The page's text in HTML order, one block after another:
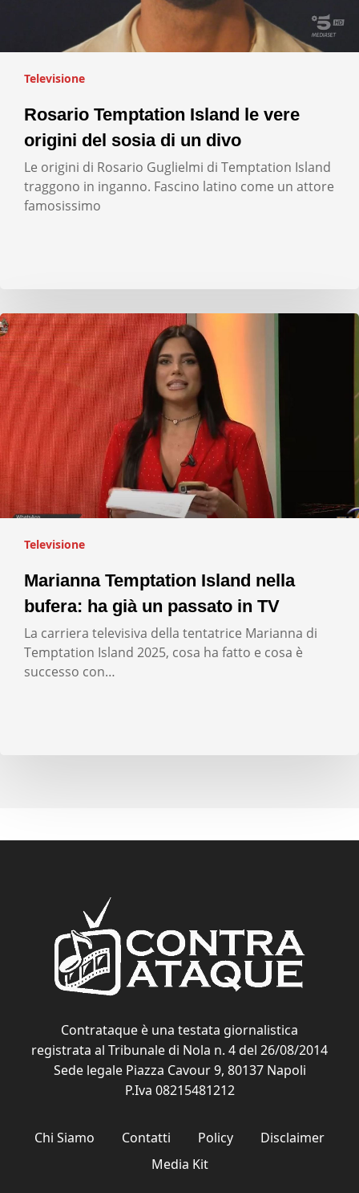
Televisione
Rosario Temptation Island le vere
origini del sosia di un divo
Le origini di Rosario Guglielmi di Temptation Island
traggono in inganno. Fascino latino come un attore
famosissimo
Televisione
Marianna Temptation Island nella
bufera: ha già un passato in TV
La carriera televisiva della tentatrice Marianna di
Temptation Island 2025, cosa ha fatto e cosa è
successo con…
Contrataque è una testata giornalistica
registrata al Tribunale di Nola n. 4 del 26/08/2014
Sede legale Piazza Cavour 9, 80137 Napoli
P.Iva 08215481212
Chi Siamo Contatti Policy
Disclaimer
Media Kit